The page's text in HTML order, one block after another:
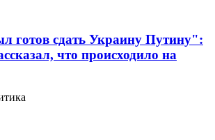
готов сдать Украину Путину":
что происходило на